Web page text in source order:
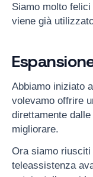
Siamo molto
viene già
Abbiamo iniziato
volevamo offrire
direttamente
migliorare.
Ora siamo
teleassistenza